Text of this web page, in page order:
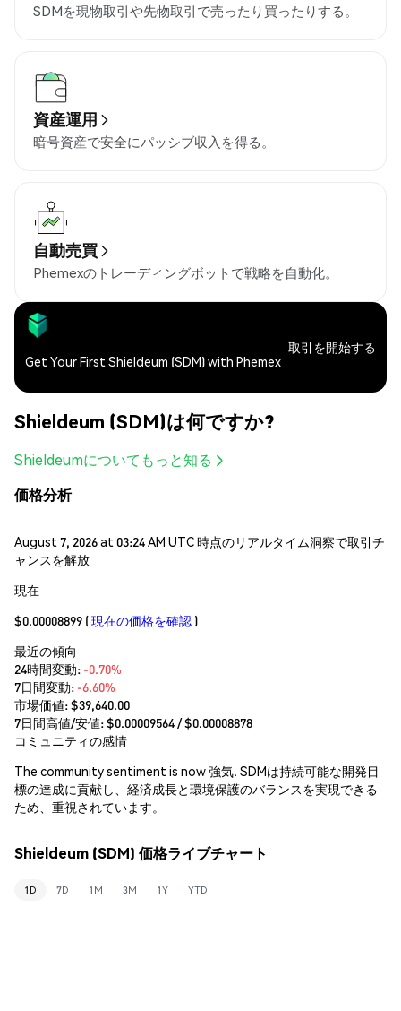
SDMを現物取引や先物取引で売ったり買ったりする。
資産運用
暗号資産で安全にパッシブ収入を得る。
自動売買
Phemexのトレーディングボットで戦略を自動化。
Get Your First Shieldeum (SDM) with Phemex
取引を開始する
Shieldeum (SDM)は何ですか?
Shieldeumについてもっと知る
価格分析
August 7, 2026 at 03:24 AM UTC 時点のリアルタイム洞察で取引チ
ャンスを解放
現在
$0.00008899 (現在の価格を確認 )
最近の傾向
24時間変動: -0.70%
7日間変動: -6.60%
市場価値:$39,640.00
7日間高値/安値: $0.00009564/ $0.00008878
コミュニティの感情
The community sentiment is now 強気. SDMは持続可能な開発目
標の達成に貢献し、経済成長と環境保護のバランスを実現できる
ため、重視されています。
Shieldeum (SDM) 価格ライブチャート
1D 7D 1M 3M 1Y YTD